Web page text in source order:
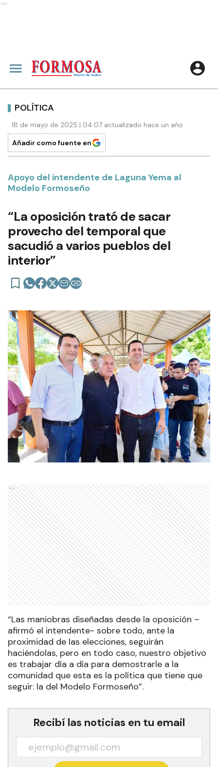
Ads
POLÍTICA
18 de mayo de 2025 | 04:07 actualizado hace un año
Añadir como fuente en
Apoyo del intendente de Laguna Yema al
Modelo Formoseño
“La oposición trató de sacar
provecho del temporal que
sacudió a varios pueblos del
interior”
Ads
“Las maniobras diseñadas desde la oposición –
afirmó el intendente- sobre todo, ante la
proximidad de las elecciones, seguirán
haciéndolas, pero en todo caso, nuestro objetivo
es trabajar día a día para demostrarle a la
comunidad que esta es la política que tiene que
seguir: la del Modelo Formoseño”.
Recibí las noticias en tu email